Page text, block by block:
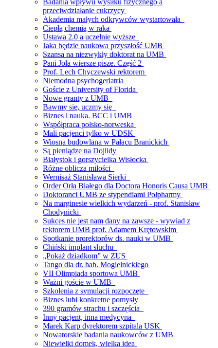
Badania wpływu wysiłku fizycznego a
przeciwdziałanie cukrzycy
Akademia małych odkrywców wystartowała
Ciepłą chemią w raka
Ustawa 2.0 a uczelnie wyższe
Jaka będzie naukowa przyszłość UMB
Szansa na niezwykły doktorat na UMB
Pani Jola wiersze pisze. Część 2
Prof. Lech Chyczewski rektorem
Niemodna psychogeriatria
Goście z University of Florida
Nowe granty z UMB
Bawmy się, uczmy się
Biznes i nauka. BCC i UMB
Współpraca polsko-norweska
Mali pacjenci tylko w UDSK
Wiosna budowlana w Pałacu Branickich
Są pieniądze na Dojlidy
Białystok i gorszycielka Wisłocka
Różne oblicza miłości
Wernisaż Stanisława Sierki
Order Orła Białego dla Doctora Honoris Causa UMB
Doktoranci UMB ze stypendiami Polpharmy
Na marginesie wielkich wydarzeń - prof. Stanisław
Chodynicki
Sukces nie jest nam dany na zawsze - wywiad z
rektorem UMB prof. Adamem Krętowskim
Spotkanie prorektorów ds. nauki w UMB
Chiński implant słuchu
„Pokaż dziadkom” w ZUS
Tango dla dr. hab. Mogielnickiego
VII Olimpiada sportowa UMB
Ważni goście w UMB
Szkolenia z symulacji rozpoczęte
Biznes lubi konkretne pomysły
390 gramów strachu i szczęścia
Inny pacjent, inna medycyna
Marek Karp dyrektorem szpitala USK
Nowatorskie badania naukowców z UMB
Niewielki domek, wielka idea